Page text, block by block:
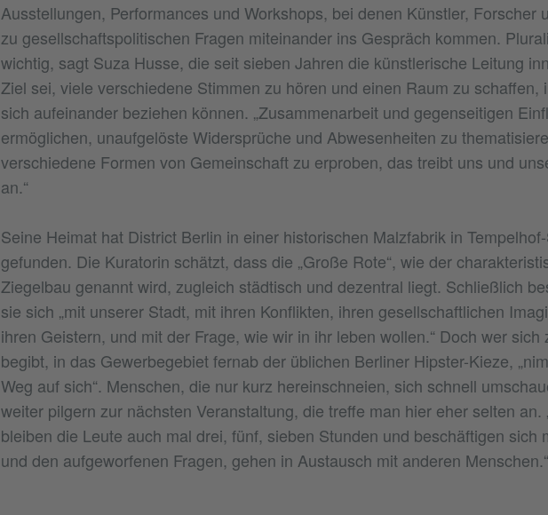
Ausstellungen, Performances und Workshops, bei denen Künstler, Forscher
zu gesellschaftspolitischen Fragen miteinander ins Gespräch kommen.
wichtig, sagt Suza Husse, die seit sieben Jahren die künstlerische Leitung
Ziel sei, viele verschiedene Stimmen zu hören und einen Raum zu schaffen,
sich aufeinander beziehen können. „Zusammenarbeit und gegenseitigen
ermöglichen, unaufgelöste Widersprüche und Abwesenheiten zu
verschiedene Formen von Gemeinschaft zu erproben, das treibt uns und
an.“
Seine Heimat hat District Berlin in einer historischen Malzfabrik in
gefunden. Die Kuratorin schätzt, dass die „Große Rote“, wie der
Ziegelbau genannt wird, zugleich städtisch und dezentral liegt. Schließlich
sie sich „mit unserer Stadt, mit ihren Konflikten, ihren gesellschaftlichen
ihren Geistern, und mit der Frage, wie wir in ihr leben wollen.“ Doch wer sich
begibt, in das Gewerbegebiet fernab der üblichen Berliner Hipster-Kieze,
Weg auf sich“. Menschen, die nur kurz hereinschneien, sich schnell
weiter pilgern zur nächsten Veranstaltung, die treffe man hier eher selten an.
bleiben die Leute auch mal drei, fünf, sieben Stunden und beschäftigen sich
und den aufgeworfenen Fragen, gehen in Austausch mit anderen Menschen.“